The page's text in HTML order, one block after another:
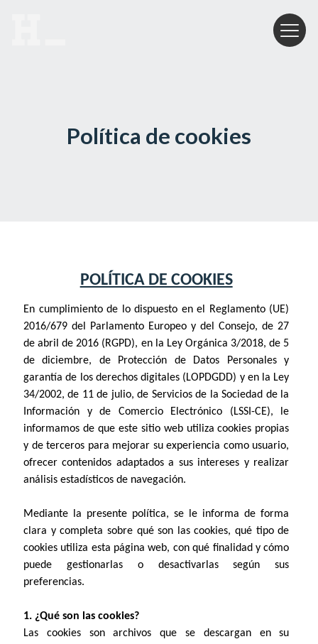
Política de cookies
POLÍTICA DE COOKIES
En cumplimiento de lo dispuesto en el Reglamento (UE)
2016/679 del Parlamento Europeo y del Consejo, de 27
de abril de 2016 (RGPD), en la Ley Orgánica 3/2018, de 5
de diciembre, de Protección de Datos Personales y
garantía de los derechos digitales (LOPDGDD) y en la Ley
34/2002, de 11 de julio, de Servicios de la Sociedad de la
Información y de Comercio Electrónico (LSSI-CE), le
informamos de que este sitio web utiliza cookies propias
y de terceros para mejorar su experiencia como usuario,
ofrecer contenidos adaptados a sus intereses y realizar
análisis estadísticos de navegación.
Mediante la presente política, se le informa de forma
clara y completa sobre qué son las cookies, qué tipo de
cookies utiliza esta página web, con qué finalidad y cómo
puede gestionarlas o desactivarlas según sus
preferencias.
1. ¿Qué son las cookies?
Las cookies son archivos que se descargan en su